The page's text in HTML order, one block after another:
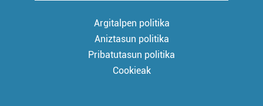
Argitalpen politika
Aniztasun politika
Pribatutasun politika
Cookieak